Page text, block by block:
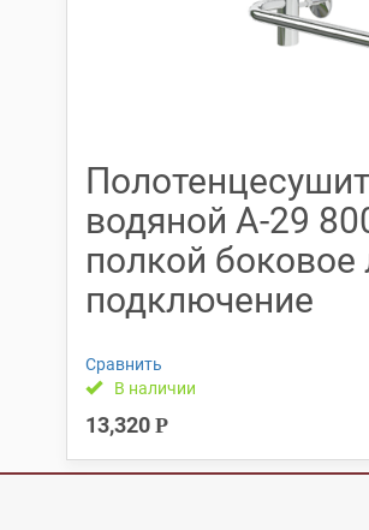
водяной А-29
полкой боковое
подключение
Сравнить
В наличии
13,320 Р